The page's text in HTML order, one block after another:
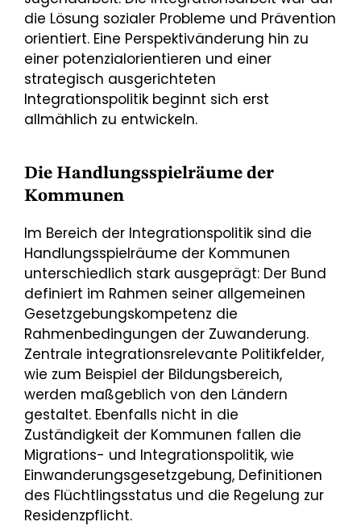
die Lösung sozialer Probleme und Prävention
orientiert. Eine Perspektivänderung hin zu
einer potenzialorientieren und einer
strategisch ausgerichteten
Integrationspolitik beginnt sich erst
allmählich zu entwickeln.
Die Handlungsspielräume der
Kommunen
Im Bereich der Integrationspolitik sind die
Handlungsspielräume der Kommunen
unterschiedlich stark ausgeprägt: Der Bund
definiert im Rahmen seiner allgemeinen
Gesetzgebungskompetenz die
Rahmenbedingungen der Zuwanderung.
Zentrale integrationsrelevante Politikfelder,
wie zum Beispiel der Bildungsbereich,
werden maßgeblich von den Ländern
gestaltet. Ebenfalls nicht in die
Zuständigkeit der Kommunen fallen die
Migrations- und Integrationspolitik, wie
Einwanderungsgesetzgebung, Definitionen
des Flüchtlingsstatus und die Regelung zur
Residenzpflicht.